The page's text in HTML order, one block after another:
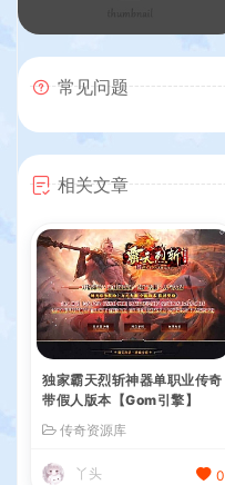
常见问题
相关文章
独家霸天烈斩神器单职业传奇
带假人版本【Gom引擎】
传奇资源库
丫头 0